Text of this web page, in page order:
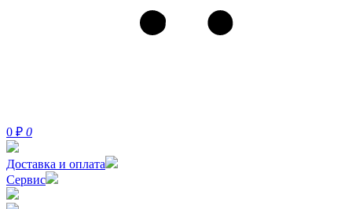
0 ₽ 0
Доставка и оплата
Сервис